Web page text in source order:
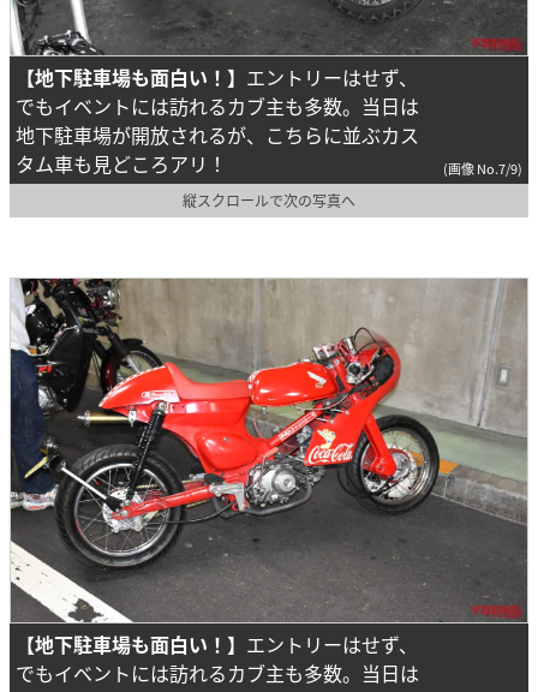
【地下駐車場も面白い！】 エントリーはせず、
でもイベントには訪れるカブ主も多数。当日は
地下駐車場が開放されるが、こちらに並ぶカス
タム車も見どころアリ！
(画像 No.7/9)
縦スクロールで次の写真へ
【地下駐車場も面白い！】 エントリーはせず、
でもイベントには訪れるカブ主も多数。当日は